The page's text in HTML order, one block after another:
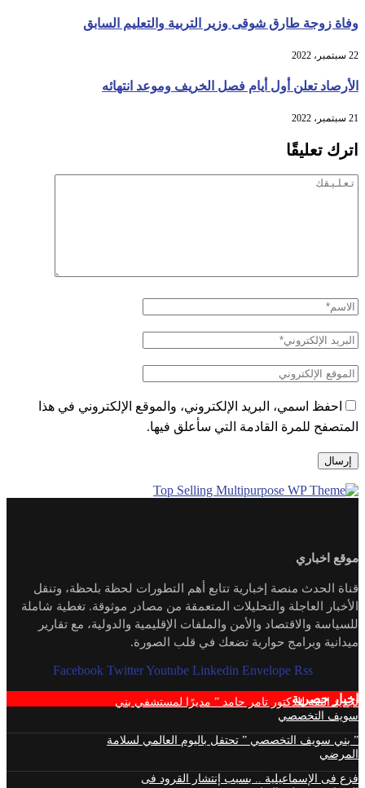
وفاة زوجة طارق شوقى وزير التربية والتعليم السابق
22 سبتمبر، 2022
الأرصاد تعلن أول أيام فصل الخريف وموعد انتهائه
21 سبتمبر، 2022
اترك تعليقًا
احفظ اسمي، البريد الإلكتروني، والموقع الإلكتروني في هذا
المتصفح للمرة القادمة التي سأعلق فيها.
موقع اخباري
قناة الحدث منصة إخبارية تتابع أهم التطورات لحظة بلحظة، وتنقل
الأخبار العاجلة والتحليلات المتعمقة من مصادر موثوقة. تغطية شاملة
للسياسة والاقتصاد والأمن والملفات الإقليمية والدولية، مع تقارير
ميدانية وبرامج حوارية تضعك في قلب الصورة.
Facebook Twitter Youtube Linkedin Envelope Rss
اخبار حصرية
تجديد الثقة للدكتور تامر حامد ” مديرًا لمستشفي بني
سويف التخصصي
” بني سويف التخصصي ” تحتفل باليوم العالمي لسلامة
المرضي
فزع فى الإسماعيلية .. بسبب إنتشار القرود فى